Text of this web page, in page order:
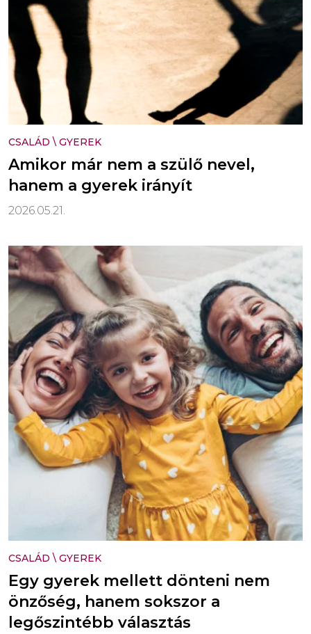
CSALÁD \ GYEREK
Amikor már nem a szülő nevel,
hanem a gyerek irányít
2026.05.21.
CSALÁD \ GYEREK
Egy gyerek mellett dönteni nem
önzőség, hanem sokszor a
legőszintébb választás